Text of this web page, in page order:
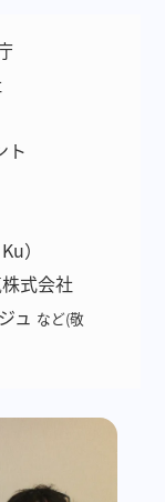
ト
）
式会社
ュ など(敬